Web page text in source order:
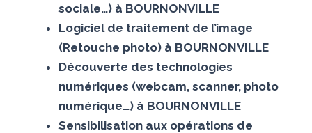
sociale…) à BOURNONVILLE
Logiciel de traitement de l’image
(Retouche photo) à BOURNONVILLE
Découverte des technologies
numériques (webcam, scanner, photo
numérique…) à BOURNONVILLE
Sensibilisation aux opérations de